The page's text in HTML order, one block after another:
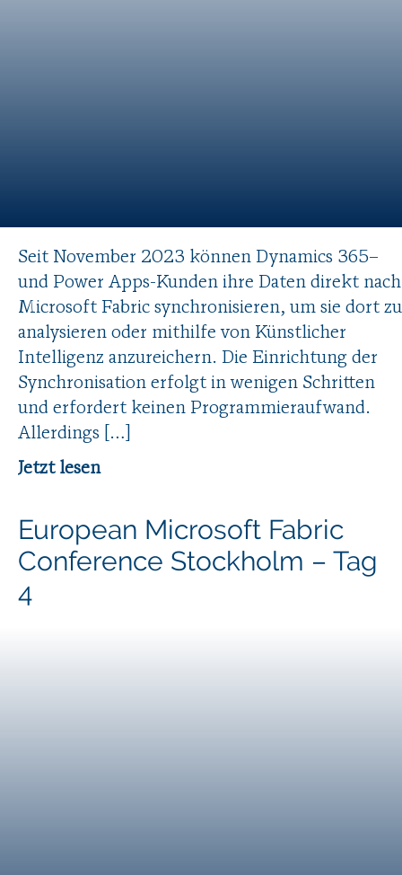
Seit November 2023 können Dynamics 365–
und Power Apps-Kunden ihre Daten direkt nach
Microsoft Fabric synchronisieren, um sie dort zu
analysieren oder mithilfe von Künstlicher
Intelligenz anzureichern. Die Einrichtung der
Synchronisation erfolgt in wenigen Schritten
und erfordert keinen Programmieraufwand.
Allerdings […]
Jetzt lesen
European Microsoft Fabric
Conference Stockholm – Tag
4